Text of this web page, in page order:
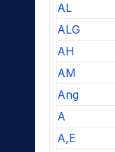
AL
ALG
AH
AM
Ang
A
A,E